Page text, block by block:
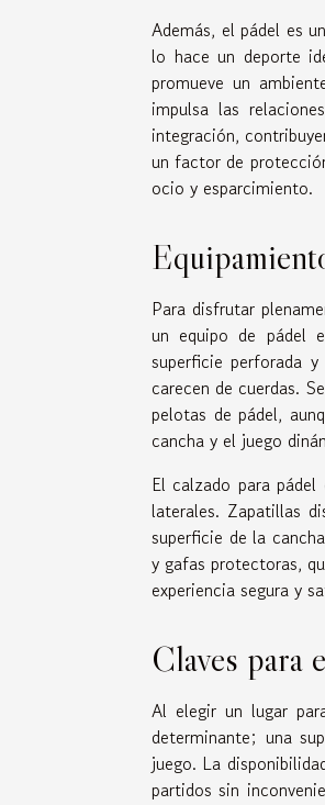
Además, el pádel es
lo hace un deporte
promueve un
impulsa las
integración,
un factor de
ocio y esparcimiento.
Para disfrutar
un equipo de pádel
superficie perforada
carecen de cuerdas.
pelotas de pádel,
cancha y el juego
El calzado para
laterales. Zapatillas
superficie de la
y gafas protectoras,
experiencia segura y
Claves para
Al elegir un lugar
determinante; una
juego. La
partidos sin